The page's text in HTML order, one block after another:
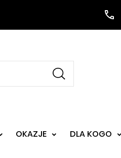
OKAZJE DLA KOGO